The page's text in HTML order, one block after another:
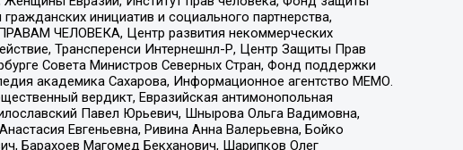
инициатив и социального партнерства,
ЧЕЛОВЕКА, Центр развития некоммерческих
Трансперенси Интернешнл-Р, Центр Защиты Прав
Совета Министров Северных Стран, Фонд поддержки
академика Сахарова, Информационное агентство МЕМО.
вердикт, Евразийская антимонопольная
Павел Юрьевич, Шнырова Ольга Вадимовна,
Евгеньевна, Ривина Анна Валерьевна, Бойко
Барахоев Магомед Бекханович, Шарипков Олег